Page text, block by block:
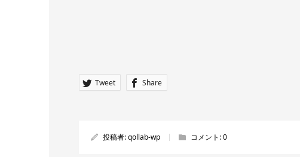
Tweet Share
投稿者:qollab-wp コメント:0